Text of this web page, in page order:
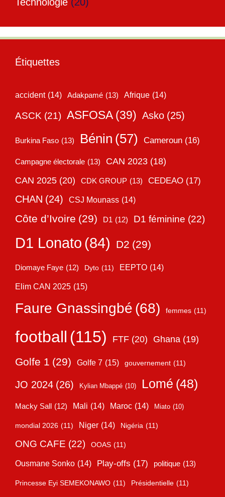
Étiquettes
accident (14) Adakpamé (13) Afrique (14)
ASCK (21) ASFOSA (39) Asko (25)
Burkina Faso (13) Bénin (57) Cameroun (16)
Campagne électorale (13) CAN 2023 (18)
CAN 2025 (20) CDK GROUP (13) CEDEAO (17)
CHAN (24) CSJ Mounass (14)
Côte d’Ivoire (29) D1 (12) D1 féminine (22)
D1 Lonato (84) D2 (29)
Diomaye Faye (12) Dyto (11) EEPTO (14)
Elim CAN 2025 (15)
Faure Gnassingbé (68) femmes (11)
football (115) FTF (20) Ghana (19)
Golfe 1 (29) Golfe 7 (15) gouvernement (11)
JO 2024 (26) Kylian Mbappé (10) Lomé (48)
Macky Sall (12) Mali (14) Maroc (14) Miato (10)
mondial 2026 (11) Niger (14) Nigéria (11)
ONG CAFE (22) OOAS (11)
Ousmane Sonko (14) Play-offs (17) politique (13)
Princesse Eyi SEMEKONAWO (11) Présidentielle (11)